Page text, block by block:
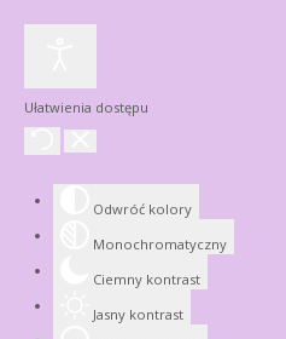
Ułatwienia dostępu
Odwróć kolory
Monochromatyczny
Ciemny kontrast
Jasny kontrast